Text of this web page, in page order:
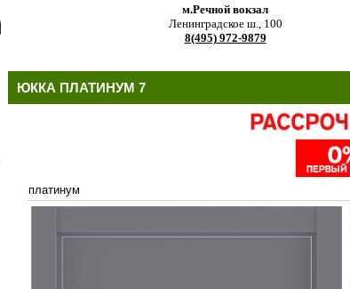
м.Речной вокзал
Ленинградское ш., 100
8(495) 972-9879
ЮККА ПЛАТИНУМ 7
платинум